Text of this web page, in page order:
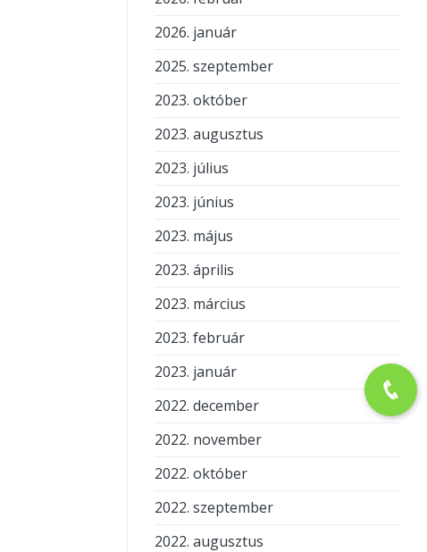
2026. január
2025. szeptember
2023. október
2023. augusztus
2023. július
2023. június
2023. május
2023. április
2023. március
2023. február
2023. január
2022. december
2022. november
2022. október
2022. szeptember
2022. augusztus